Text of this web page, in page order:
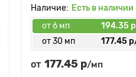
Есть в наличии
от 6 мп
194.35
от 30 мп
177.45
от 177.45 р/мп